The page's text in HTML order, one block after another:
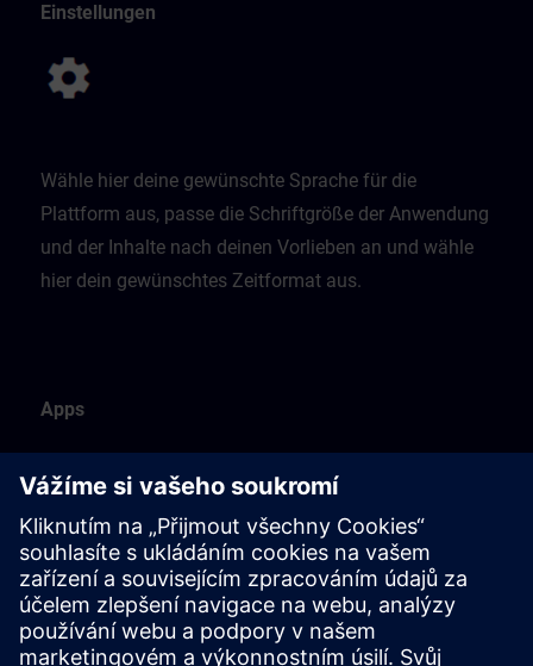
Einstellungen
Wähle hier deine gewünschte Sprache für die
Plattform aus, passe die Schriftgröße der Anwendung
und der Inhalte nach deinen Vorlieben an und wähle
hier dein gewünschtes Zeitformat aus.
Apps
Diese Seite listet alle verfügbaren Apps auf.
Du kannst deine persönliche Navigation ganz einfach